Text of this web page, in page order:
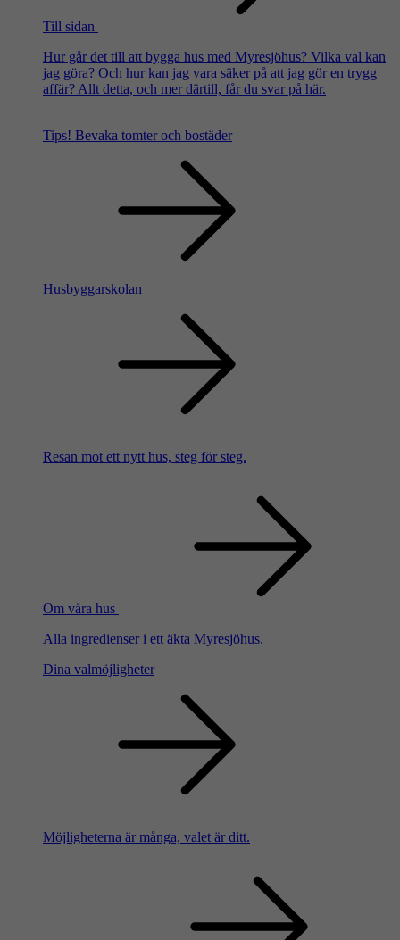
Till sidan
Hur går det till att bygga hus med Myresjöhus? Vilka val kan
jag göra? Och hur kan jag vara säker på att jag gör en trygg
affär? Allt detta, och mer därtill, får du svar på här.
Tips! Bevaka tomter och bostäder
Husbyggarskolan
Resan mot ett nytt hus, steg för steg.
Om våra hus
Alla ingredienser i ett äkta Myresjöhus.
Dina valmöjligheter
Möjligheterna är många, valet är ditt.